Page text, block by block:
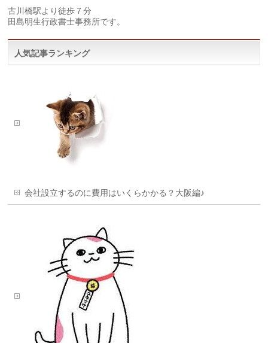
古川橋駅より徒歩７分
田島明生行政書士事務所です。
人気記事ランキング
会社設立するのに費用はいくらかかる？大阪編♪